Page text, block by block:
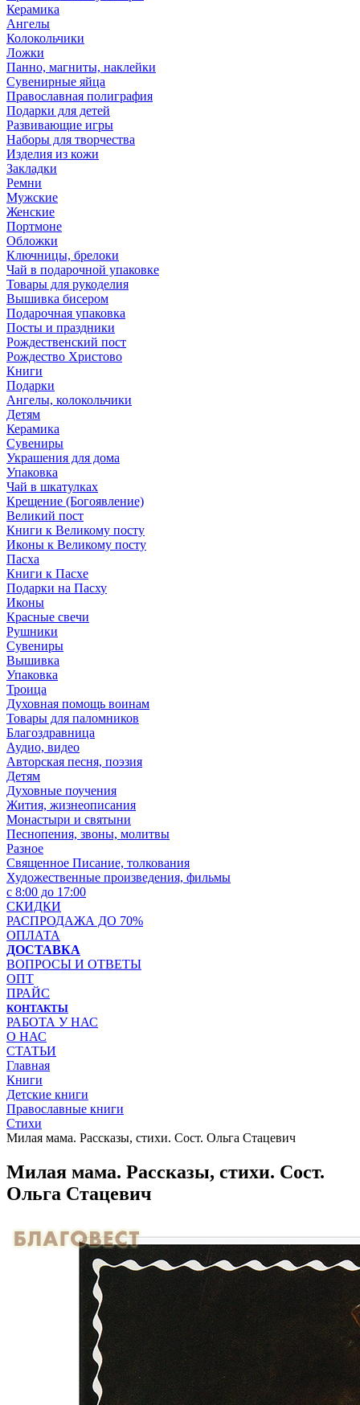
Керамика
Ангелы
Колокольчики
Ложки
Панно, магниты, наклейки
Сувенирные яйца
Православная полиграфия
Подарки для детей
Развивающие игры
Наборы для творчества
Изделия из кожи
Закладки
Ремни
Мужские
Женские
Портмоне
Обложки
Ключницы, брелоки
Чай в подарочной упаковке
Товары для рукоделия
Вышивка бисером
Подарочная упаковка
Посты и праздники
Рождественский пост
Рождество Христово
Книги
Подарки
Ангелы, колокольчики
Детям
Керамика
Сувениры
Украшения для дома
Упаковка
Чай в шкатулках
Крещение (Богоявление)
Великий пост
Книги к Великому посту
Иконы к Великому посту
Пасха
Книги к Пасхе
Подарки на Пасху
Иконы
Красные свечи
Рушники
Сувениры
Вышивка
Упаковка
Троица
Духовная помощь воинам
Товары для паломников
Благоздравница
Аудио, видео
Авторская песня, поэзия
Детям
Духовные поучения
Жития, жизнеописания
Монастыри и святыни
Песнопения, звоны, молитвы
Разное
Священное Писание, толкования
Художественные произведения, фильмы
с 8:00 до 17:00
СКИДКИ
РАСПРОДАЖА ДО 70%
ОПЛАТА
ДОСТАВКА
ВОПРОСЫ И ОТВЕТЫ
ОПТ
ПРАЙС
КОНТАКТЫ
РАБОТА У НАС
О НАС
СТАТЬИ
Главная
Книги
Детские книги
Православные книги
Стихи
Милая мама. Рассказы, стихи. Сост. Ольга Стацевич
Милая мама. Рассказы, стихи. Сост.
Ольга Стацевич